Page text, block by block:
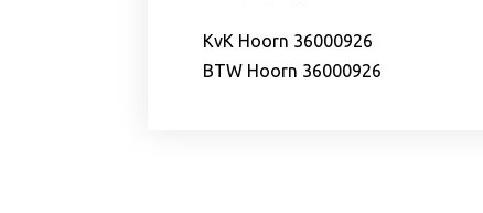
KvK Hoorn 36000926
BTW Hoorn 36000926